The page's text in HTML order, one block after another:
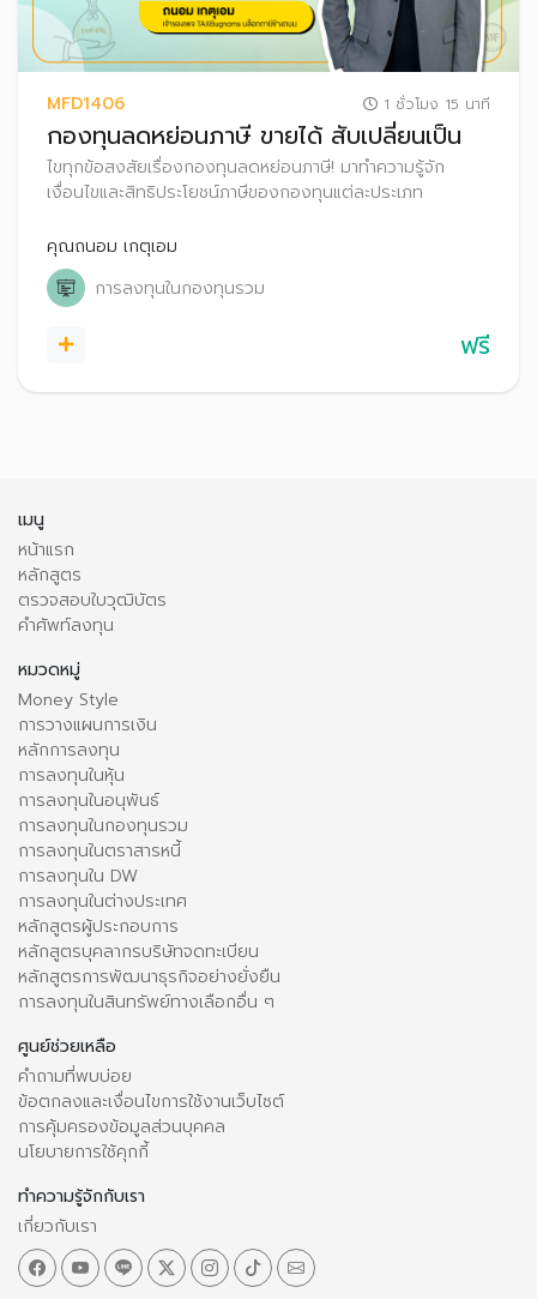
MFD1406 1 ชั่วโมง 15 นาที
กองทุนลดหย่อนภาษี ขายได้ สับเปลี่ยนเป็น
ไขทุกข้อสงสัยเรื่องกองทุนลดหย่อนภาษี! มาทำความรู้จัก
เงื่อนไขและสิทธิประโยชน์ภาษีของกองทุนแต่ละประเภท
คุณถนอม เกตุเอม
การลงทุนในกองทุนรวม
ฟรี
เมนู
หน้าแรก
หลักสูตร
ตรวจสอบใบวุฒิบัตร
คำศัพท์ลงทุน
หมวดหมู่
Money Style
การวางแผนการเงิน
หลักการลงทุน
การลงทุนในหุ้น
การลงทุนในอนุพันธ์
การลงทุนในกองทุนรวม
การลงทุนในตราสารหนี้
การลงทุนใน DW
การลงทุนในต่างประเทศ
หลักสูตรผู้ประกอบการ
หลักสูตรบุคลากรบริษัทจดทะเบียน
หลักสูตรการพัฒนาธุรกิจอย่างยั่งยืน
การลงทุนในสินทรัพย์ทางเลือกอื่น ๆ
ศูนย์ช่วยเหลือ
คำถามที่พบบ่อย
ข้อตกลงและเงื่อนไขการใช้งานเว็บไซต์
การคุ้มครองข้อมูลส่วนบุคคล
นโยบายการใช้คุกกี้
ทำความรู้จักกับเรา
เกี่ยวกับเรา